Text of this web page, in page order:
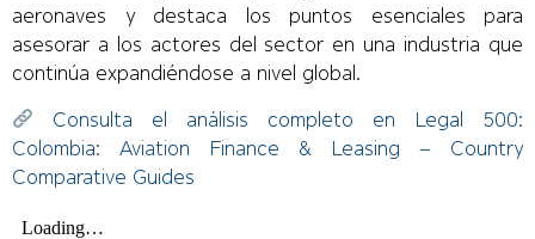
aeronaves y destaca los puntos esenciales para
asesorar a los actores del sector en una industria que
continúa expandiéndose a nivel global.
Consulta el análisis completo en Legal 500:
Colombia: Aviation Finance & Leasing – Country
Comparative Guides